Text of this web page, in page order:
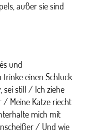
außer sie sind
und
trinke einen Schluck
sei still / Ich ziehe
/ Meine Katze riecht
mich mit
/ Und wie